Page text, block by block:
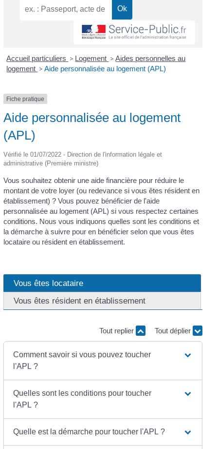
Accueil particuliers > Logement > Aides personnelles au
logement > Aide personnalisée au logement (APL)
Fiche pratique
Aide personnalisée au logement
(APL)
Vérifié le 01/07/2022 - Direction de l'information légale et
administrative (Première ministre)
Vous souhaitez obtenir une aide financière pour réduire le
montant de votre loyer (ou redevance si vous êtes résident en
établissement) ? Vous pouvez bénéficier de l'aide
personnalisée au logement (APL) si vous respectez certaines
conditions. Nous vous indiquons quelles sont les conditions et
la démarche à suivre pour en bénéficier selon que vous êtes
locataire ou résident en établissement.
Vous êtes locataire
Vous êtes résident en établissement
Tout replier Tout déplier
Comment savoir si vous pouvez toucher
l'APL ?
Quelles sont les conditions pour toucher
l'APL ?
Quelle est la démarche pour toucher l'APL ?